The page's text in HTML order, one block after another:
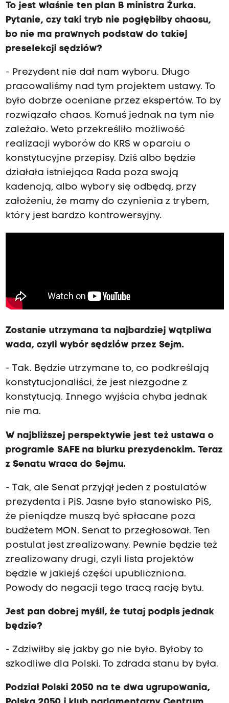
To jest właśnie ten plan B ministra Żurka.
Pytanie, czy taki tryb nie pogłębiłby chaosu,
bo nie ma prawnych podstaw do takiej
preselekcji sędziów?
- Prezydent nie dał nam wyboru. Długo
pracowaliśmy nad tym projektem ustawy. To
było dobrze oceniane przez ekspertów. To by
rozwiązało chaos. Komuś jednak na tym nie
zależało. Weto przekreśliło możliwość
realizacji wyborów do KRS w oparciu o
konstytucyjne przepisy. Dziś albo będzie
działała istniejąca Rada poza swoją
kadencją, albo wybory się odbędą, przy
założeniu, że mamy do czynienia z trybem,
który jest bardzo kontrowersyjny.
Zostanie utrzymana ta najbardziej wątpliwa
wada, czyli wybór sędziów przez Sejm.
- Tak. Będzie utrzymane to, co podkreślają
konstytucjonaliści, że jest niezgodne z
konstytucją. Innego wyjścia chyba jednak
nie ma.
W najbliższej perspektywie jest też ustawa o
programie SAFE na biurku prezydenckim. Teraz
z Senatu wraca do Sejmu.
- Tak, ale Senat przyjął jeden z postulatów
prezydenta i PiS. Jasne było stanowisko PiS,
że pieniądze muszą być spłacane poza
budżetem MON. Senat to przegłosował. Ten
postulat jest zrealizowany. Pewnie będzie też
zrealizowany drugi, czyli lista projektów
będzie w jakiejś części upubliczniona.
Powody do negacji tego tracą rację bytu.
Jest pan dobrej myśli, że tutaj podpis jednak
będzie?
- Zdziwiłby się jakby go nie było. Byłoby to
szkodliwe dla Polski. To zdrada stanu by była.
Podział Polski 2050 na te dwa ugrupowania,